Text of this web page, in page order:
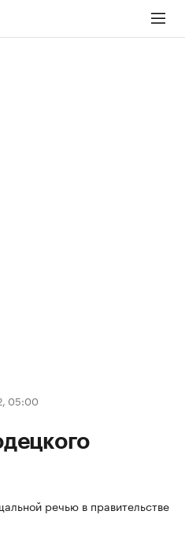
05:00
речью в правительстве